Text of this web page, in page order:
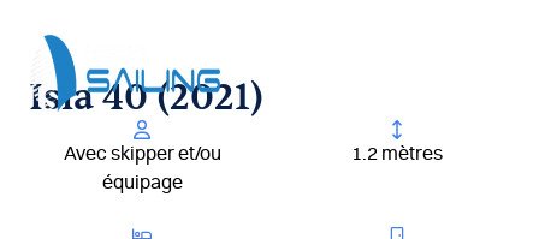
contenu
Isla 40 (2021)
Avec skipper et/ou
équipage
1.2 mètres